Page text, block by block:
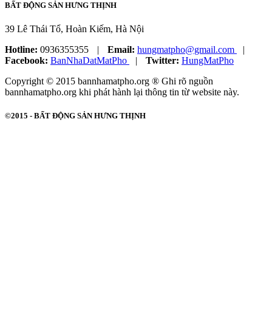
BẤT ĐỘNG SẢN HƯNG THỊNH
39 Lê Thái Tổ, Hoàn Kiếm, Hà Nội
Hotline: 0936355355 | Email: hungmatpho@gmail.com
|
Facebook: BanNhaDatMatPho | Twitter: HungMatPho
Copyright © 2015 bannhamatpho.org ® Ghi rõ nguồn
bannhamatpho.org khi phát hành lại thông tin từ website này.
©2015 - BẤT ĐỘNG SẢN HƯNG THỊNH